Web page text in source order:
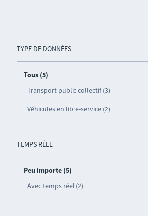
TYPE DE DONNÉES
Tous (5)
Transport public collectif (3)
Véhicules en libre-service (2)
TEMPS RÉEL
Peu importe (5)
Avec temps réel (2)